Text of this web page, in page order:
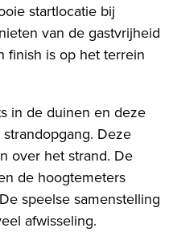
startlocatie bij
van de gastvrijheid
finish is op het terrein
in de duinen en deze
Deze
over het strand. De
de hoogtemeters
speelse samenstelling
afwisseling.